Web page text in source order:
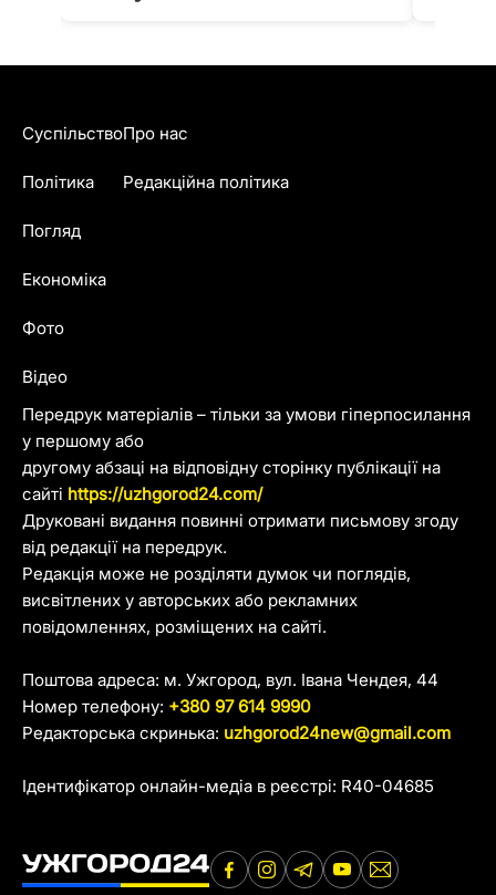
Передрук матеріалів – тільки за умови гіперпосилання
у першому або
другому абзаці на відповідну сторінку публікації на
сайті https://uzhgorod24.com/
Друковані видання повинні отримати письмову згоду
від редакції на передрук.
Редакція може не розділяти думок чи поглядів,
висвітлених у авторських або рекламних
повідомленнях, розміщених на сайті.
Поштова адреса: м. Ужгород, вул. Івана Чендея, 44
Номер телефону: +380 97 614 9990
Редакторська скринька: uzhgorod24new@gmail.com
Ідентифікатор онлайн-медіа в реєстрі: R40-04685
Суспільство
Політика
Погляд
Економіка
Фото
Відео
Про нас
Редакційна політика